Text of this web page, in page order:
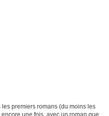
premiers romans (du moins les
une fois, avec un roman que